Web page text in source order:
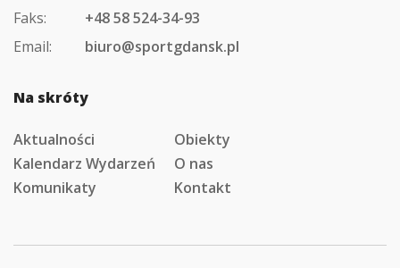
Faks:
+48 58 524-34-93
Email:
biuro@sportgdansk.pl
Na skróty
Aktualności
Obiekty
Kalendarz Wydarzeń
O nas
Komunikaty
Kontakt